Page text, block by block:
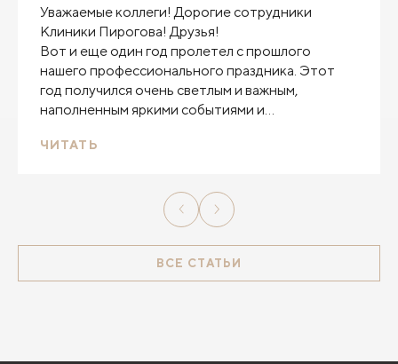
Уважаемые коллеги! Дорогие сотрудники
Клиники Пирогова! Друзья!
Вот и еще один год пролетел с прошлого
нашего профессионального праздника. Этот
год получился очень светлым и важным,
наполненным яркими событиями и
ЧИТАТЬ
ВСЕ СТАТЬИ